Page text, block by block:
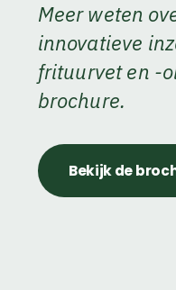
Meer weten
innovatieve
frituurvet en -
brochure.
Bekijk de